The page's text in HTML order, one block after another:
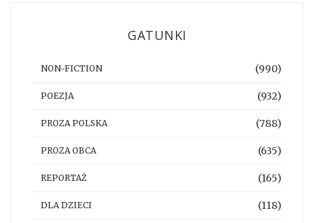
GATUNKI
NON-FICTION (990)
POEZJA (932)
PROZA POLSKA (788)
PROZA OBCA (635)
REPORTAŻ (165)
DLA DZIECI (118)